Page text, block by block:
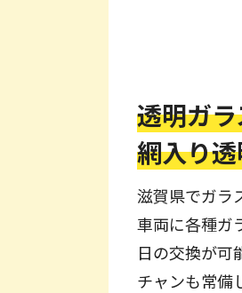
透明ガ
網入り
滋賀県でガラ
車両に各種ガ
日の交換が可
チャンも常備